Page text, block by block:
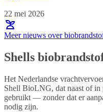
22 mei 2026
Meer nieuws over
Shells
Het Nederlandse
Shell BioLNG, dat naast of
gebruikt — zonder dat er
nodig zijn.